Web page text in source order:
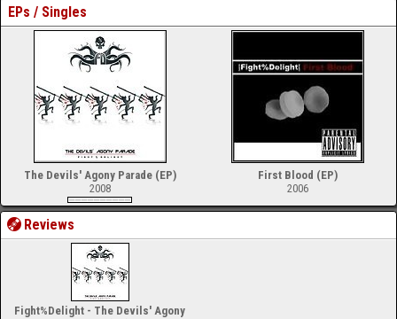
EPs / Singles
The Devils' Agony Parade (EP)
2008
First Blood (EP)
2006
Reviews
Fight%Delight - The Devils' Agony